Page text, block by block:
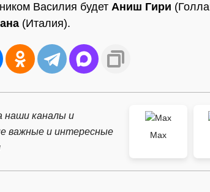
Василия будет Аниш Гири
(Италия).
наши каналы и
важные и интересные
Max